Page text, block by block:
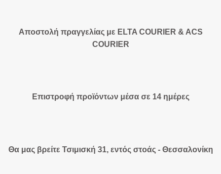
Αποστολή πραγγελίας με ELTA COURIER & ACS
COURIER
Επιστροφή προϊόντων μέσα σε 14 ημέρες
Θα μας βρείτε Τσιμισκή 31, εντός στοάς - Θεσσαλονίκη